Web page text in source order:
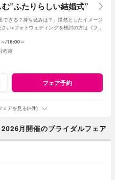
”ふたりらしい結婚式”
きる？持ち込みは？」漠然としたイメージ
い※フォトウェディングを検討の方は《フォ
16:00～
程度
フェア予約
ェアを見る(4件)
月開催のブライダルフェア